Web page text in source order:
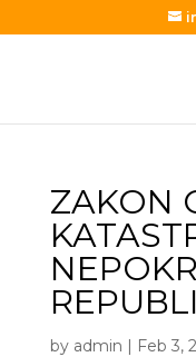
ZAKON
by admin | Feb 3,